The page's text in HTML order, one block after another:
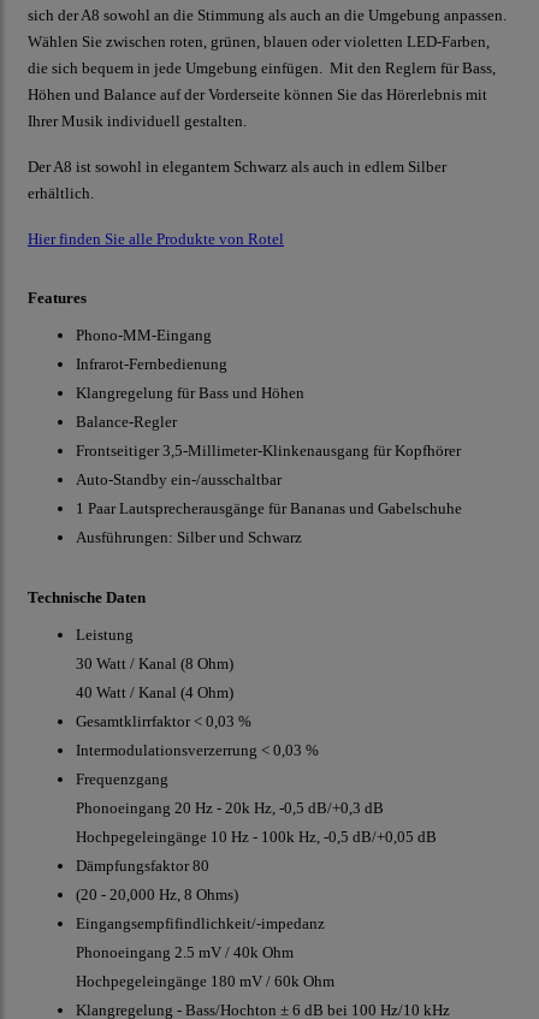
sich der A8 sowohl an die Stimmung als auch an die Umgebung anpassen.
Wählen Sie zwischen roten, grünen, blauen oder violetten LED-Farben,
die sich bequem in jede Umgebung einfügen. Mit den Reglern für Bass,
Höhen und Balance auf der Vorderseite können Sie das Hörerlebnis mit
Ihrer Musik individuell gestalten.
Der A8 ist sowohl in elegantem Schwarz als auch in edlem Silber
erhältlich.
Hier finden Sie alle Produkte von Rotel
Features
Phono-MM-Eingang
Infrarot-Fernbedienung
Klangregelung für Bass und Höhen
Balance-Regler
Frontseitiger 3,5-Millimeter-Klinkenausgang für Kopfhörer
Auto-Standby ein-/ausschaltbar
1 Paar Lautsprecherausgänge für Bananas und Gabelschuhe
Ausführungen: Silber und Schwarz
Technische Daten
Leistung
30 Watt / Kanal (8 Ohm)
40 Watt / Kanal (4 Ohm)
Gesamtklirrfaktor < 0,03 %
Intermodulationsverzerrung < 0,03 %
Frequenzgang
Phonoeingang 20 Hz - 20k Hz, -0,5 dB/+0,3 dB
Hochpegeleingänge 10 Hz - 100k Hz, -0,5 dB/+0,05 dB
Dämpfungsfaktor 80
(20 - 20,000 Hz, 8 Ohms)
Eingangsempfifindlichkeit/-impedanz
Phonoeingang 2.5 mV / 40k Ohm
Hochpegeleingänge 180 mV / 60k Ohm
Klangregelung - Bass/Hochton ± 6 dB bei 100 Hz/10 kHz